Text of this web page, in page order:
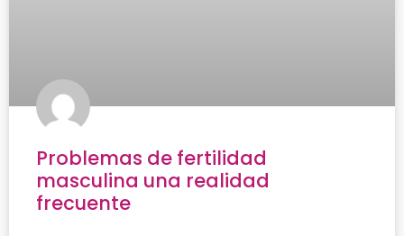
Problemas de fertilidad
masculina una realidad
frecuente